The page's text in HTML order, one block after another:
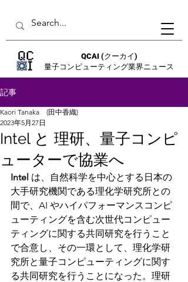
QCAI (クーカイ)
量子コンピューティング業界ニュース
記事
Intel と 理研、量子コンピ
ューターで協業へ
Kaori Tanaka (田中香織)
2023年5月27日
Intel は、自然科学を中心とする日本の
大手研究機関である理化学研究所との
間で、AI やハイパフォーマンスコンピ
ューティングを含む次世代コンピュー
ティングに関する共同研究を行うこと
で合意し、その一環として、理化学研
究所と量子コンピューティングに関す
る共同研究を行うことになった。理研